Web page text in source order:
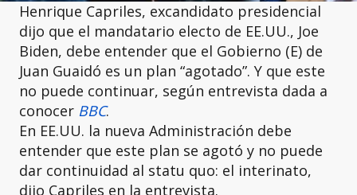
Henrique Capriles, excandidato presidencial
dijo que el mandatario electo de EE.UU., Joe
Biden, debe entender que el Gobierno (E) de
Juan Guaidó es un plan “agotado”. Y que este
no puede continuar, según entrevista dada a
conocer BBC.
En EE.UU. la nueva Administración debe
entender que este plan se agotó y no puede
dar continuidad al statu quo: el interinato,
dijo Capriles en la entrevista.